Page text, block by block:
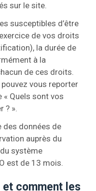
sur le site.
susceptibles d’être
de vos droits
la durée de
à la
de ces droits.
vous reporter
« Quels sont vos
? ».
des données de
auprès du
système
est de 13 mois.
comment les